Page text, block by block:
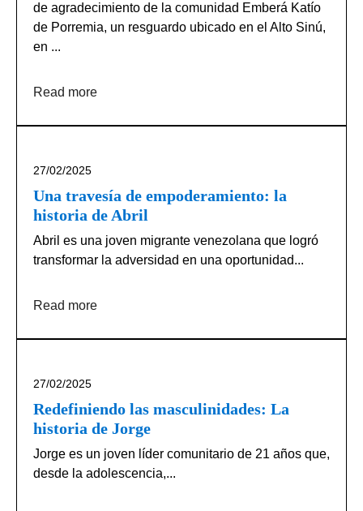
de agradecimiento de la comunidad Emberá Katío
de Porremia, un resguardo ubicado en el Alto Sinú,
en ...
Read more
27/02/2025
Una travesía de empoderamiento: la
historia de Abril
Abril es una joven migrante venezolana que logró
transformar la adversidad en una oportunidad...
Read more
27/02/2025
Redefiniendo las masculinidades: La
historia de Jorge
Jorge es un joven líder comunitario de 21 años que,
desde la adolescencia,...